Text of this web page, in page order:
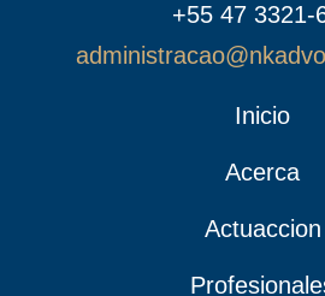
+55 47 3321-
Inicio
Acerca
Actuaccion